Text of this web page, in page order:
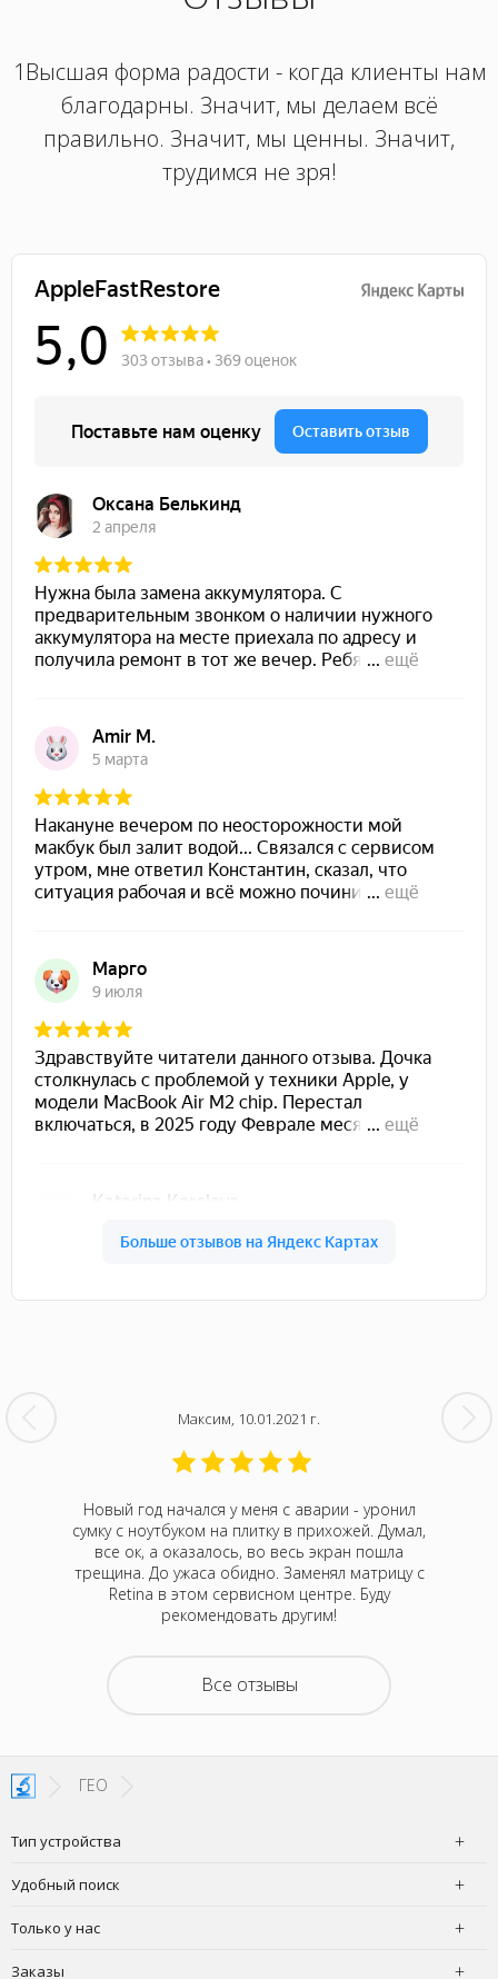
1Высшая форма радости - когда клиенты нам
благодарны. Значит, мы делаем всё
правильно. Значит, мы ценны. Значит,
трудимся не зря!
Максим, 10.01.2021 г.
Новый год начался у меня с аварии - уронил
сумку с ноутбуком на плитку в прихожей. Думал,
все ок, а оказалось, во весь экран пошла
трещина. До ужаса обидно. Заменял матрицу с
Retina в этом сервисном центре. Буду
рекомендовать другим!
Все отзывы
ГЕО
Тип устройства
Удобный поиск
Только у нас
Заказы